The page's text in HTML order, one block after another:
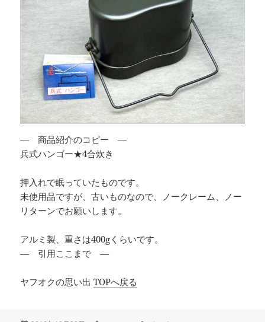
— 商品紹介のコピー —
兵式ハンゴー★4合炊き
押入れで眠っていたものです。
未使用品ですが、古いものなので、ノークレーム、ノー
リターンでお願いします。
アルミ製、重さは400gくらいです。
— 引用ここまで —
ヤフオクの思い出TOPへ戻る